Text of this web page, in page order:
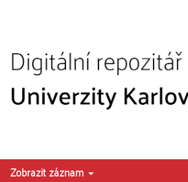
Zobrazit záznam